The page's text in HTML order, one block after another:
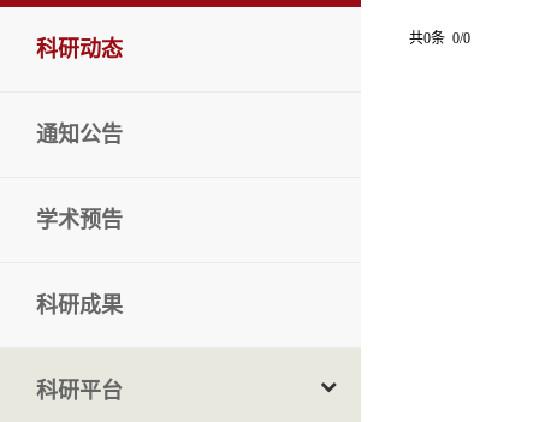
科研动态
通知公告
学术预告
科研成果
科研平台
共0条 0/0